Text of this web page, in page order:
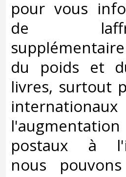
pour vous
de
du poids et
livres, surtout
internationaux
postaux à
nous